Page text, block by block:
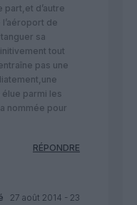
part,et d’autre
de
sa
tout
pas une
parmi les
nommée pour
RÉPONDRE
27 août 2014 - 23